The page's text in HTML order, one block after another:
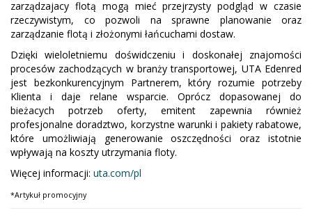
zarządzajacy flotą mogą mieć przejrzysty podgląd w czasie
rzeczywistym, co pozwoli na sprawne planowanie oraz
zarządzanie flotą i złożonymi łańcuchami dostaw.
Dzięki wieloletniemu doświdczeniu i doskonałej znajomości
procesów zachodzących w branży transportowej, UTA Edenred
jest bezkonkurencyjnym Partnerem, który rozumie potrzeby
Klienta i daje relane wsparcie. Oprócz dopasowanej do
bieżacych potrzeb oferty, emitent zapewnia również
profesjonalne doradztwo, korzystne warunki i pakiety rabatowe,
które umożliwiają generowanie oszczędności oraz istotnie
wpływają na koszty utrzymania floty.
Więcej informacji: uta.com/pl
*Artykuł promocyjny